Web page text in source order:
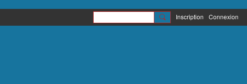
Inscription Connexion